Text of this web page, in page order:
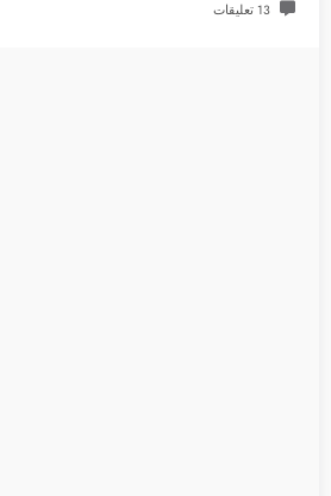
13 تعليقات